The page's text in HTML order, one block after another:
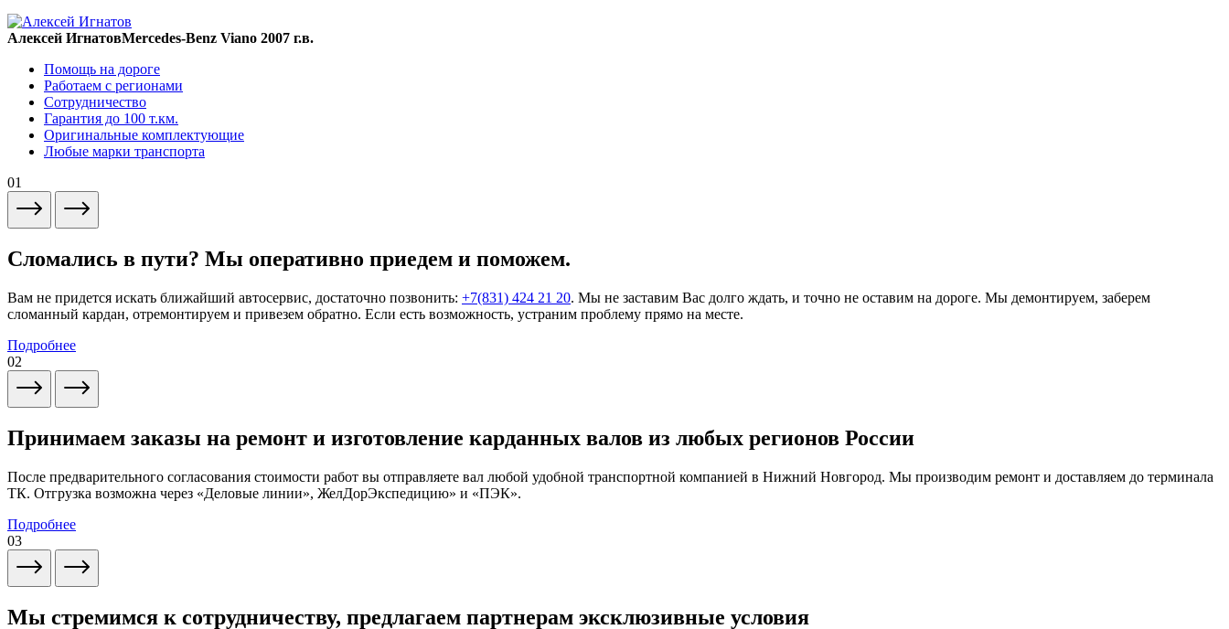
Алексей ИгнатовMercedes-Benz Viano 2007 г.в.
Помощь на дороге
Работаем с регионами
Сотрудничество
Гарантия до 100 т.км.
Оригинальные комплектующие
Любые марки транспорта
01
Сломались в пути? Мы оперативно приедем и поможем.
Вам не придется искать ближайший автосервис, достаточно позвонить: +7(831) 424 21 20. Мы не заставим Вас долго ждать, и точно не оставим на дороге. Мы демонтируем, заберем
сломанный кардан, отремонтируем и привезем обратно. Если есть возможность, устраним проблему прямо на месте.
Подробнее
02
Принимаем заказы на ремонт и изготовление карданных валов из любых регионов России
После предварительного согласования стоимости работ вы отправляете вал любой удобной транспортной компанией в Нижний Новгород. Мы производим ремонт и доставляем до терминала
ТК. Отгрузка возможна через «Деловые линии», ЖелДорЭкспедицию» и «ПЭК».
Подробнее
03
Мы стремимся к сотрудничеству, предлагаем партнерам эксклюзивные условия